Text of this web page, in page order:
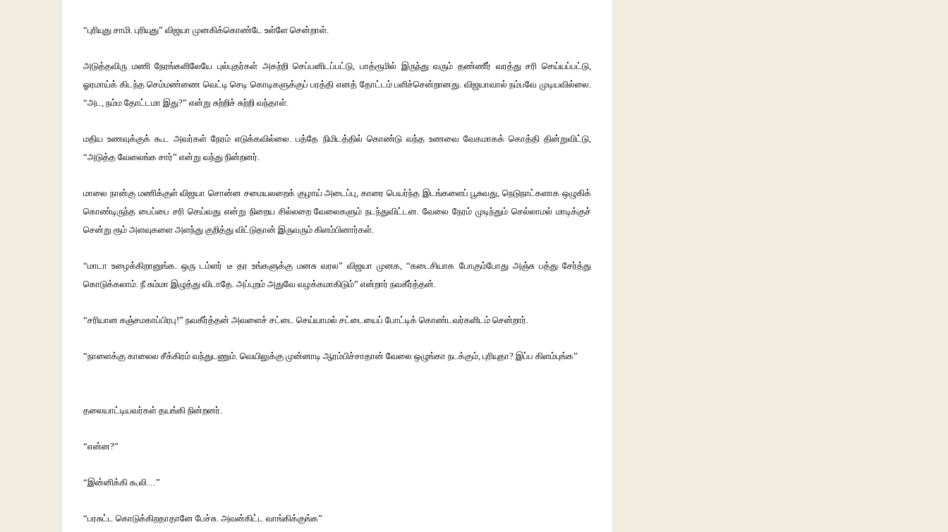
“புரியுது சாமி. புரியுது” விஜயா முனகிக்கொண்டே உள்ளே சென்றாள்.
அடுத்தவிரு மணி நேரங்களிலேயே புல்புதர்கள் அகற்றி செப்பனிடப்பட்டு, பாத்ரூமில் இருந்து வரும் தண்ணீர் வரத்து சரி செய்யப்பட்டு,
ஓரமாய்க் கிடந்த செம்மண்ணை வெட்டி செடி கொடிகளுக்குப் பரத்தி எனத் தோட்டம் பளிச்சென்றானது. விஜயாவால் நம்பவே முடியவில்லை.
“அட, நம்ம தோட்டமா இது?” என்று சுற்றிச் சுற்றி வந்தாள்.
மதிய உணவுக்குக் கூட அவர்கள் நேரம் எடுக்கவில்லை. பத்தே நிமிடத்தில் கொண்டு வந்த உணவை வேகமாகக் கொத்தி தின்றுவிட்டு,
“அடுத்த வேலைங்க சார்” என்று வந்து நின்றனர்.
மாலை நான்கு மணிக்குள் விஜயா சொன்ன சமையலறைக் குழாய் அடைப்பு, காரை பெயர்ந்த இடங்களைப் பூசுவது, நெடுநாட்களாக ஒழுகிக்
கொண்டிருந்த பைப்பை சரி செய்வது என்று நிறைய சில்லறை வேலைகளும் நடந்துவிட்டன. வேலை நேரம் முடிந்தும் செல்லாமல் மாடிக்குச்
சென்று ரூம் அளவுகளை அளந்து குறித்து விட்டுதான் இருவரும் கிளம்பினார்கள்.
“மாடா உழைக்கிறானுங்க. ஒரு டம்ளர் டீ தர உங்களுக்கு மனசு வரல” விஜயா முனக, “கடைசியாக போகும்போது அஞ்சு பத்து சேர்த்து
கொடுக்கலாம். நீ சும்மா இழுத்து விடாதே. அப்புறம் அதுவே வழக்கமாகிடும்” என்றார் நவகீர்த்தன்.
“சரியான கஞ்சமகாப்பிரபு!” நவகீர்த்தன் அவளைச் சட்டை செய்யாமல் சட்டையைப் போட்டிக் கொண்டவர்களிடம் சென்றார்.
“நாளைக்கு காலைல சீக்கிரம் வந்துடணும். வெயிலுக்கு முன்னாடி ஆரம்பிச்சாதான் வேலை ஒழுங்கா நடக்கும், புரியுதா? இப்ப கிளம்புங்க”
தலையாட்டியவர்கள் தயங்கி நின்றனர்.
“என்ன?”
“இன்னிக்கி கூலி…”
“பரசுட்ட கொடுக்கிறதாதானே பேச்சு. அவன்கிட்ட வாங்கிக்குங்க”